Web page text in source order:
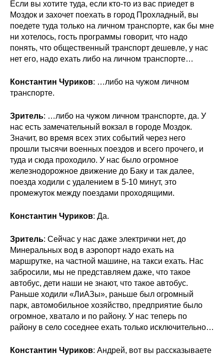
Если вы хотите туда, если кто-то из вас приедет в
Моздок и захочет поехать в город Прохладный, вы
поедете туда только на личном транспорте, как бы мне
ни хотелось, гость программы говорит, что надо
понять, что общественный транспорт дешевле, у нас
нет его, надо ехать либо на личном транспорте…
Константин Чуриков: …либо на чужом личном
транспорте.
Зритель: …либо на чужом личном транспорте, да. У
нас есть замечательный вокзал в городе Моздок.
Значит, во время всех этих событий через него
прошли тысячи военных поездов и всего прочего, и
туда и сюда проходило. У нас было огромное
железнодорожное движение до Баку и так далее,
поезда ходили с удалением в 5-10 минут, это
промежуток между поездами проходящими.
Константин Чуриков: Да.
Зритель: Сейчас у нас даже электрички нет, до
Минеральных вод в аэропорт надо ехать на
маршрутке, на частной машине, на такси ехать. Нас
забросили, мы не представляем даже, что такое
автобус, дети наши не знают, что такое автобус.
Раньше ходили «ЛиАЗы», раньше был огромный
парк, автомобильное хозяйство, предприятие было
огромное, хватало и по району. У нас теперь по
району в село соседнее ехать только исключительно…
Константин Чуриков: Андрей, вот вы рассказываете